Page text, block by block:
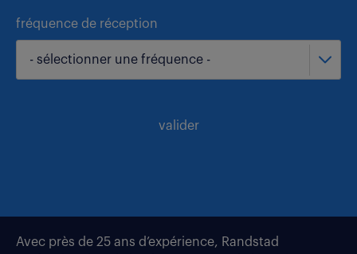
fréquence de réception
- sélectionner une fréquence -
valider
Avec près de 25 ans d’expérience, Randstad